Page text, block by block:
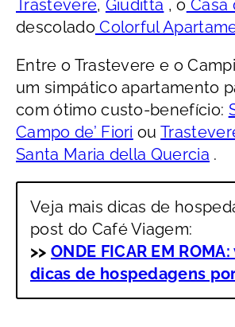
Trastevere, Giuditta , o Casa
descoladoColorful
Entre o Trastevere e o
um simpático apartamento
com ótimo custo-benefício:
Campo de’ Fiori ou
Santa Maria della Quercia .
Veja mais dicas de
post do Café Viagem:
>> ONDE FICAR EM
dicas de hospedagens